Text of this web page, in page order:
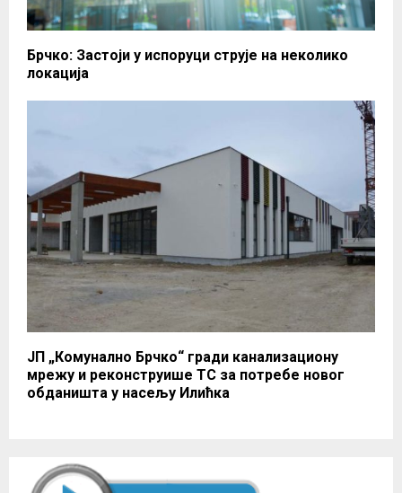
Брчко: Застоји у испоруци струје на неколико
локација
ЈП „Комунално Брчко“ гради канализациону
мрежу и реконструише ТС за потребе новог
обданишта у насељу Илићка